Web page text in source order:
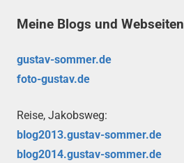
Meine Blogs und Webseiten
gustav-sommer.de
foto-gustav.de
Reise, Jakobsweg:
blog2013.gustav-sommer.de
blog2014.gustav-sommer.de